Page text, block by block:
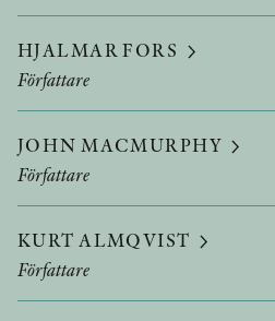
HJALMAR FORS
Författare
JOHN MACMURPHY
Författare
KURT ALMQVIST
Författare